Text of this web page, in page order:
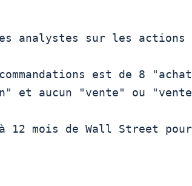
est de 8 "achat
et aucun "vente" ou "vente